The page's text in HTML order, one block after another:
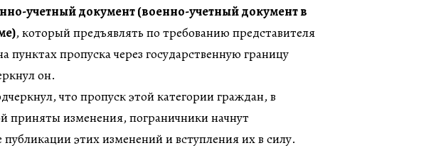
учетный документ (военно-учетный документ в
, который предъявлять по требованию представителя
пунктах пропуска через государственную границу
он.
что пропуск этой категории граждан, в
приняты изменения, пограничники начнут
публикации этих изменений и вступления их в силу.